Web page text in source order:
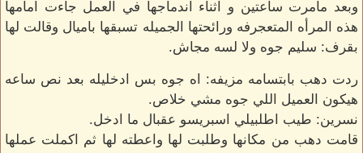
وبعد مامرت ساعتين و اثناء اندماجها في العمل جاءت امامها
هذه المرأه المتعجرفه ورائحتها الجميله تسبقها باميال وقالت لها
بقرف: سليم جوه ولا لسه مجاش.
ردت دهب بابتسامه مزيفه: اه جوه بس ادخليله بعد نص ساعه
هيكون العميل اللي جوه مشي خلاص.
نسرين: طيب اطلبيلي اسبريسو عقبال ما ادخل.
قامت دهب من مكانها وطلبت لها واعطته لها ثم اكملت عملها